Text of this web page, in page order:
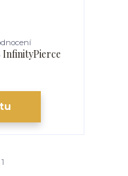
InfinityPierce